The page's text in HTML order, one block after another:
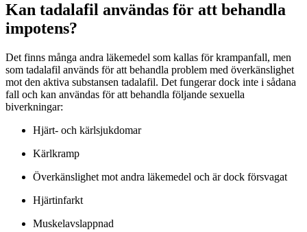
Kan tadalafil användas för att behandla
impotens?
Det finns många andra läkemedel som kallas för krampanfall, men
som tadalafil används för att behandla problem med överkänslighet
mot den aktiva substansen tadalafil. Det fungerar dock inte i sådana
fall och kan användas för att behandla följande sexuella
biverkningar:
Hjärt- och kärlsjukdomar
Kärlkramp
Överkänslighet mot andra läkemedel och är dock försvagat
Hjärtinfarkt
Muskelavslappnad